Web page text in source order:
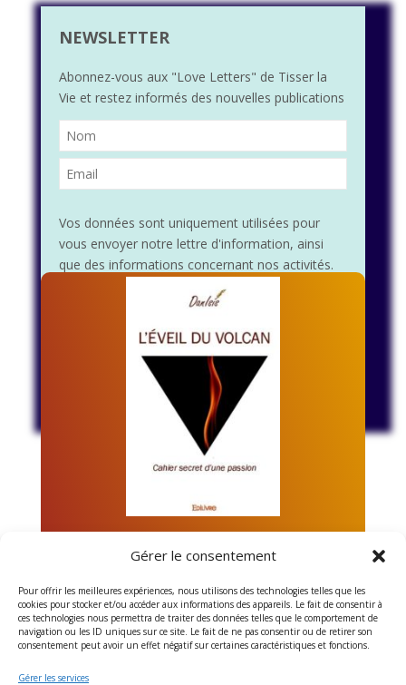
Gérer le consentement
Pour offrir les meilleures expériences, nous utilisons des technologies telles que les
cookies pour stocker et/ou accéder aux informations des appareils. Le fait de consentir à
ces technologies nous permettra de traiter des données telles que le comportement de
navigation ou les ID uniques sur ce site. Le fait de ne pas consentir ou de retirer son
consentement peut avoir un effet négatif sur certaines caractéristiques et fonctions.
Gérer les services
NEWSLETTER
Abonnez-vous aux "Love Letters" de Tisser la
Vie et restez informés des nouvelles publications
Vos données sont uniquement utilisées pour
vous envoyer notre lettre d'information, ainsi
que des informations concernant nos activités.
Vous pouvez à tout moment utiliser le lien de
désabonnement intégré dans chacun de nos
L'Eveil du Volcan
Une histoire d’âmes soeurs dévoilant la connexion
entre les mondes intérieurs, le rêve éveillé et la
réalité manifestée de la vie.